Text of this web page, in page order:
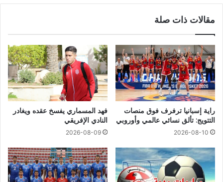
مقالات ذات صلة
راية إسبانيا ترفرف فوق منصات
التتويج: تألق نسائي عالمي وأوروبي
2026-08-10
فهد المسماري يفسخ عقده ويغادر
النادي الإفريقي
2026-08-09